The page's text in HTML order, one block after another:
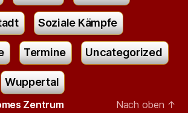
Soziale Kämpfe
Termine Uncategorized
Wuppertal
Zentrum
Nach oben ↑